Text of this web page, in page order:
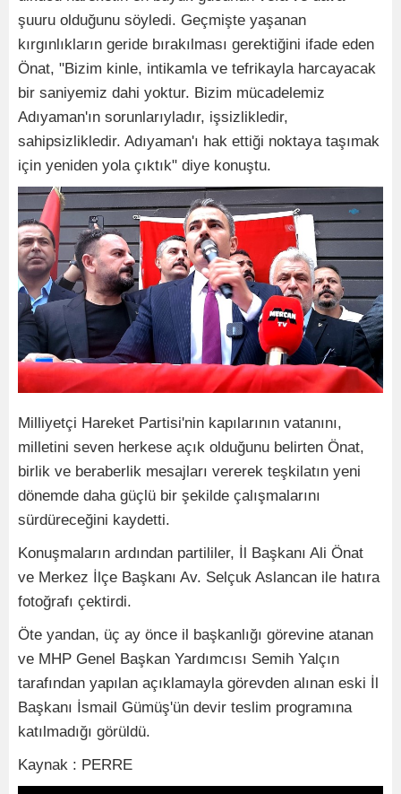
şuuru olduğunu söyledi. Geçmişte yaşanan
kırgınlıkların geride bırakılması gerektiğini ifade eden
Önat, "Bizim kinle, intikamla ve tefrikayla harcayacak
bir saniyemiz dahi yoktur. Bizim mücadelemiz
Adıyaman'ın sorunlarıyladır, işsizlikledir,
sahipsizlikledir. Adıyaman'ı hak ettiği noktaya taşımak
için yeniden yola çıktık" diye konuştu.
Milliyetçi Hareket Partisi'nin kapılarının vatanını,
milletini seven herkese açık olduğunu belirten Önat,
birlik ve beraberlik mesajları vererek teşkilatın yeni
dönemde daha güçlü bir şekilde çalışmalarını
sürdüreceğini kaydetti.
Konuşmaların ardından partililer, İl Başkanı Ali Önat
ve Merkez İlçe Başkanı Av. Selçuk Aslancan ile hatıra
fotoğrafı çektirdi.
Öte yandan, üç ay önce il başkanlığı görevine atanan
ve MHP Genel Başkan Yardımcısı Semih Yalçın
tarafından yapılan açıklamayla görevden alınan eski İl
Başkanı İsmail Gümüş'ün devir teslim programına
katılmadığı görüldü.
Kaynak : PERRE